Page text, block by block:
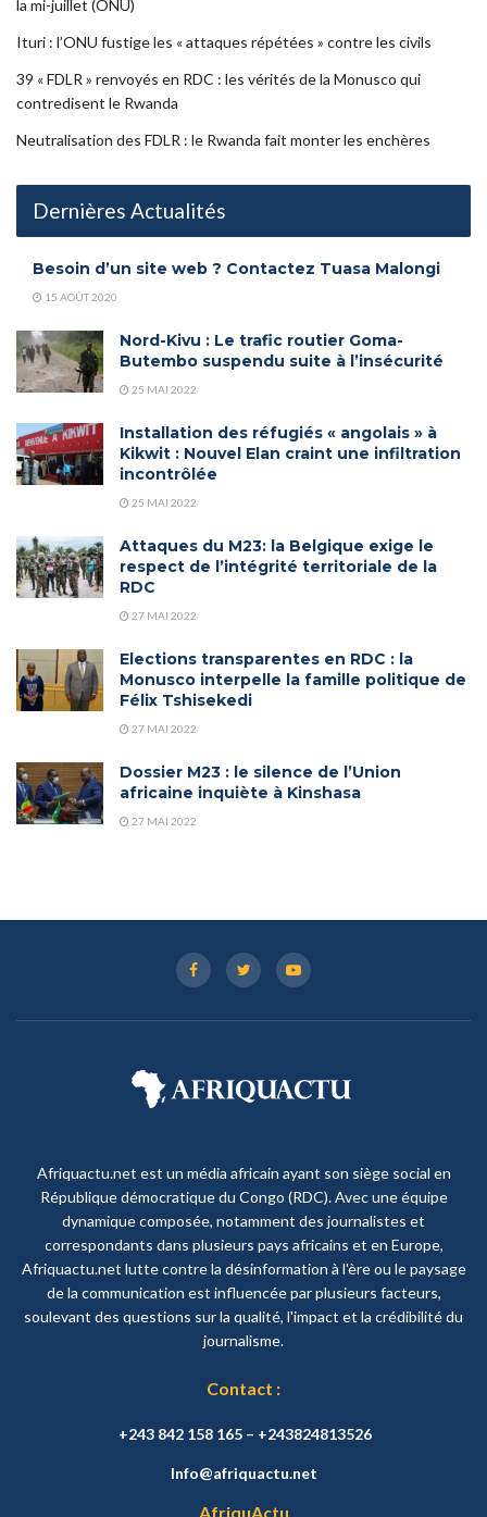
la mi-juillet (ONU)
Ituri : l’ONU fustige les « attaques répétées » contre les civils
39 « FDLR » renvoyés en RDC : les vérités de la Monusco qui
contredisent le Rwanda
Neutralisation des FDLR : le Rwanda fait monter les enchères
Dernières Actualités
Besoin d’un site web ? Contactez Tuasa Malongi
15 AOÛT 2020
Nord-Kivu : Le trafic routier Goma-
Butembo suspendu suite à l’insécurité
25 MAI 2022
Installation des réfugiés « angolais » à
Kikwit : Nouvel Elan craint une infiltration
incontrôlée
25 MAI 2022
Attaques du M23: la Belgique exige le
respect de l’intégrité territoriale de la
RDC
27 MAI 2022
Elections transparentes en RDC : la
Monusco interpelle la famille politique de
Félix Tshisekedi
27 MAI 2022
Dossier M23 : le silence de l’Union
africaine inquiète à Kinshasa
27 MAI 2022
Afriquactu.net est un média africain ayant son siège social en
République démocratique du Congo (RDC). Avec une équipe
dynamique composée, notamment des journalistes et
correspondants dans plusieurs pays africains et en Europe,
Afriquactu.net lutte contre la désinformation à l'ère ou le paysage
de la communication est influencée par plusieurs facteurs,
soulevant des questions sur la qualité, l'impact et la crédibilité du
journalisme.
Contact :
+243 842 158 165 – +243824813526
Info@afriquactu.net
AfriquActu